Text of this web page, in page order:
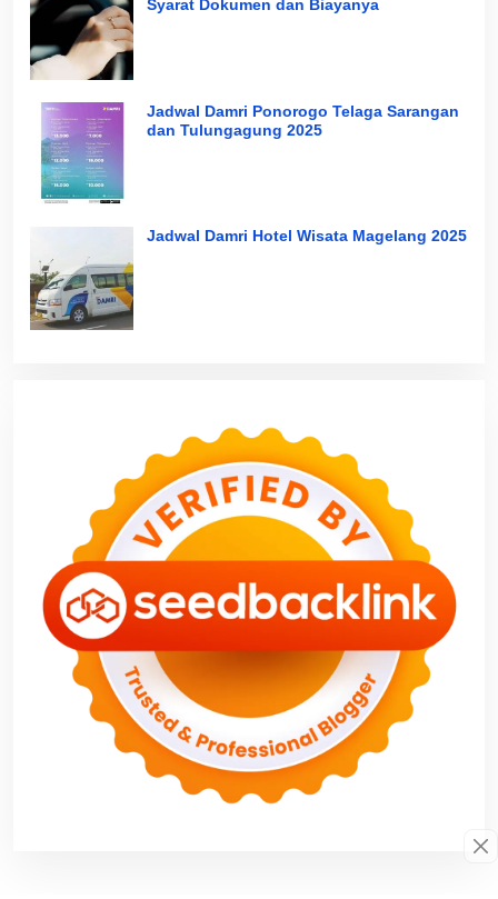
Syarat Dokumen dan Biayanya
Jadwal Damri Ponorogo Telaga Sarangan
dan Tulungagung 2025
Jadwal Damri Hotel Wisata Magelang 2025